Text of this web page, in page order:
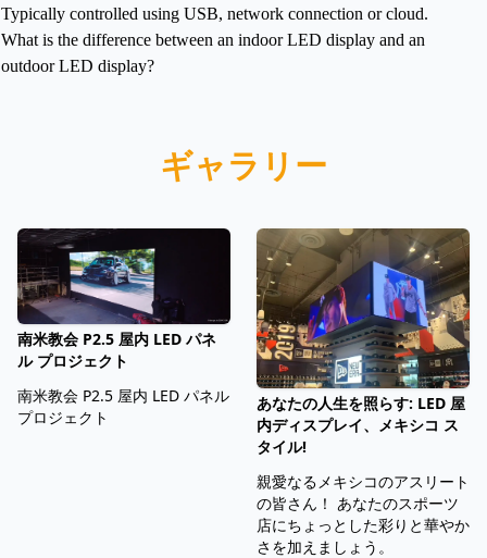
Typically controlled using USB, network connection or cloud.
What is the difference between an indoor LED display and an
outdoor LED display?
ギャラリー
南米教会 P2.5 屋内 LED パネ
ル プロジェクト
南米教会 P2.5 屋内 LED パネル
プロジェクト
あなたの人生を照らす: LED 屋
内ディスプレイ、メキシコ ス
タイル!
親愛なるメキシコのアスリート
の皆さん！ あなたのスポーツ
店にちょっとした彩りと華やか
さを加えましょう。